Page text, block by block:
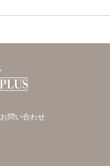
お問い合わせ